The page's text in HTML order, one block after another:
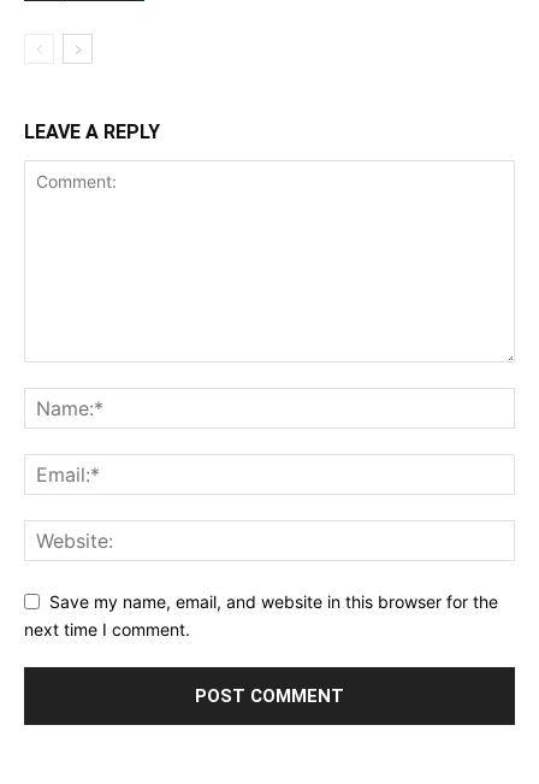
LEAVE A REPLY
Save my name, email, and website in this browser for the
next time I comment.